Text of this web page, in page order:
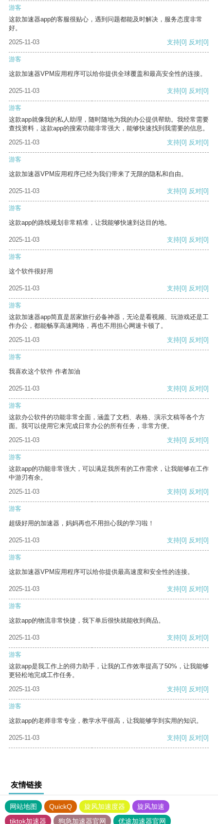
游客
这款加速器app的客服很贴心，遇到问题都能及时解决，服务态度非常
好。
2025-11-03
支持[0] 反对[0]
游客
这款加速器VPM应用程序可以给你提供全球覆盖和最高安全性的连接。
2025-11-03 支持[0] 反对[0]
游客
这款app就像我的私人助理，随时随地为我的办公提供帮助。我经常需要
查找资料，这款app的搜索功能非常强大，能够快速找到我需要的信息。
2025-11-03
支持[0] 反对[0]
游客
这款加速器VPM应用程序已经为我们带来了无限的隐私和自由。
2025-11-03 支持[0] 反对[0]
游客
这款app的路线规划非常精准，让我能够快速到达目的地。
2025-11-03 支持[0] 反对[0]
游客
这个软件很好用
2025-11-03 支持[0] 反对[0]
游客
这款加速器app简直是居家旅行必备神器，无论是看视频、玩游戏还是工
作办公，都能畅享高速网络，再也不用担心网速卡顿了。
2025-11-03
支持[0] 反对[0]
游客
我喜欢这个软件 作者加油
2025-11-03 支持[0] 反对[0]
游客
这款办公软件的功能非常全面，涵盖了文档、表格、演示文稿等各个方
面。我可以使用它来完成日常办公的所有任务，非常方便。
2025-11-03
支持[0] 反对[0]
游客
这款app的功能非常强大，可以满足我所有的工作需求，让我能够在工作
中游刃有余。
2025-11-03
支持[0] 反对[0]
游客
超级好用的加速器，妈妈再也不用担心我的学习啦！
2025-11-03 支持[0] 反对[0]
游客
这款加速器VPM应用程序可以给你提供最高速度和安全性的连接。
2025-11-03 支持[0] 反对[0]
游客
这款app的物流非常快捷，我下单后很快就能收到商品。
2025-11-03 支持[0] 反对[0]
游客
这款app是我工作上的得力助手，让我的工作效率提高了50%，让我能够
更轻松地完成工作任务。
2025-11-03
支持[0] 反对[0]
游客
这款app的老师非常专业，教学水平很高，让我能够学到实用的知识。
2025-11-03 支持[0] 反对[0]
友情链接
网站地图 QuickQ 旋风加速度器
旋风加速
tiktok加速器
狗急加速器官网 优途加速器官网